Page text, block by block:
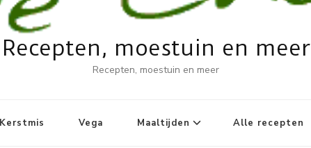
Recepten, moestuin en meer
Recepten, moestuin en meer
Vega Maaltijden Alle recepten